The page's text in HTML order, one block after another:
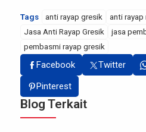
Tags anti rayap gresik
anti rayap
Jasa Anti Rayap Gresik
jasa
pembasmi rayap gresik
Facebook Twitter
Pinterest
Blog Terkait